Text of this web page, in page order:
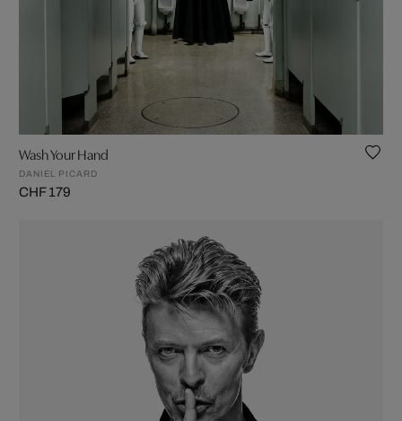
Wash Your Hand
DANIEL PICARD
CHF 179